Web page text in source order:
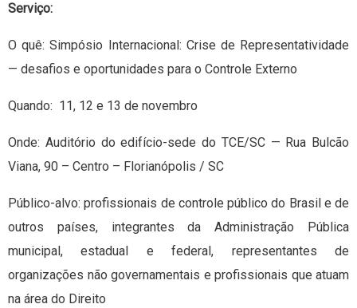
Serviço:
O quê: Simpósio Internacional: Crise de Representatividade
— desafios e oportunidades para o Controle Externo
Quando: 11, 12 e 13 de novembro
Onde: Auditório do edifício-sede do TCE/SC — Rua Bulcão
Viana, 90 – Centro – Florianópolis / SC
Público-alvo: profissionais de controle público do Brasil e de
outros países, integrantes da Administração Pública
municipal, estadual e federal, representantes de
organizações não governamentais e profissionais que atuam
na área do Direito